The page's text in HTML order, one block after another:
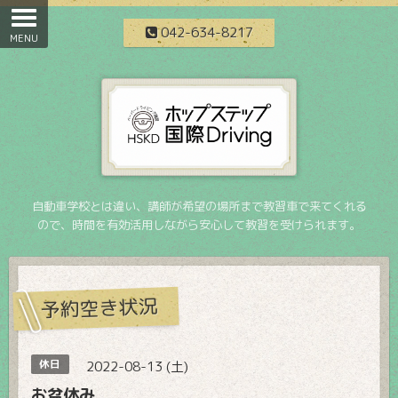
042-634-8217
自動車学校とは違い、講師が希望の場所まで教習車で来てくれる
ので、時間を有効活用しながら安心して教習を受けられます。
予約空き状況
休日 2022-08-13 (土)